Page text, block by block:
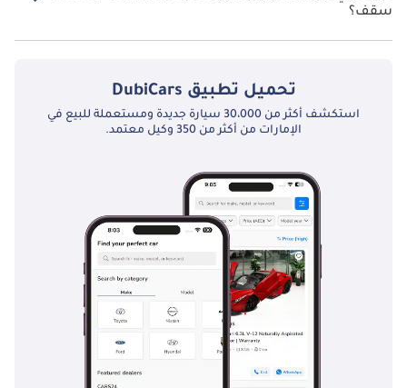
سقف؟
نعم توفر فورد اكسبلورر سبورت تراك ST 401A 3.0L فتحة السقف كخيار.
تحميل تطبيق DubiCars
استكشف أكثر من 30،000 سيارة جديدة ومستعملة للبيع في
الإمارات من أكثر من 350 وكيل معتمد.